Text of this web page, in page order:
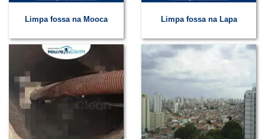
Limpa fossa na Mooca Limpa fossa na Lapa